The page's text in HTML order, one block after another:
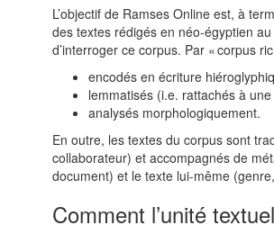
L’objectif de Ramses Online est, à
des textes rédigés en néo-égyptien
d’interroger ce corpus. Par « corpus
encodés en écriture
lemmatisés (i.e. rattachés à
analysés morphologiquement.
En outre, les textes du corpus sont
collaborateur) et accompagnés de
document) et le texte lui-même
Comment l’unité